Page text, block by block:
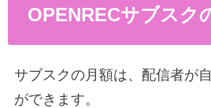
OPENRECサブスク
サブスクの月額は、配信者が
ができます。